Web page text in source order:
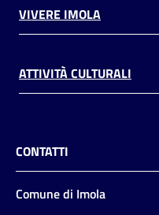
VIVERE IMOLA
ATTIVITÀ CULTURALI
CONTATTI
Comune di Imola